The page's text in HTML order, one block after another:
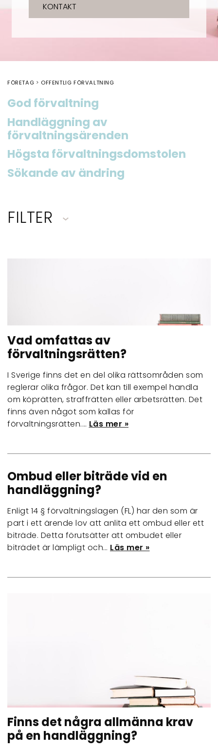
KONTAKT
FÖRETAG OFFENTLIG FÖRVALTNING
God förvaltning
Handläggning av
förvaltningsärenden
Högsta förvaltningsdomstolen
Sökande av ändring
FILTER
Vad omfattas av
förvaltningsrätten?
I Sverige finns det en del olika rättsområden som
reglerar olika frågor. Det kan till exempel handla
om köprätten, straffrätten eller arbetsrätten. Det
finns även något som kallas för
förvaltningsrätten.… Läs mer »
Ombud eller biträde vid en
handläggning?
Enligt 14 § förvaltningslagen (FL) har den som är
part i ett ärende lov att anlita ett ombud eller ett
biträde. Detta förutsätter att ombudet eller
biträdet är lämpligt och… Läs mer »
Finns det några allmänna krav
på en handläggning?